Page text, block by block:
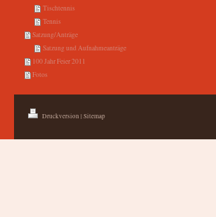
Tischtennis
Tennis
Satzung/Anträge
Satzung und Aufnahmeanträge
100 Jahr Feier 2011
Fotos
Druckversion |Sitemap